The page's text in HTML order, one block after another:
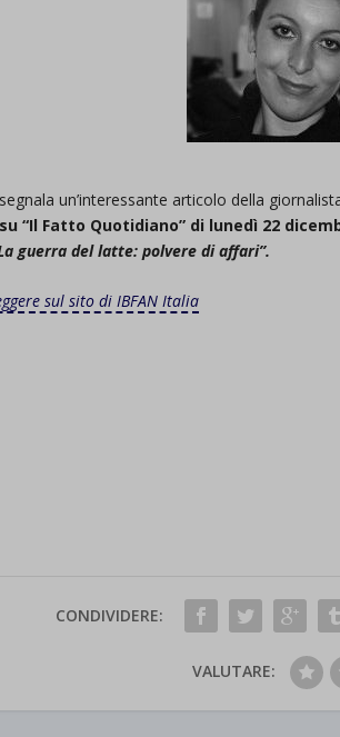
un’interessante articolo della
“Il Fatto Quotidiano” di lunedì 22
guerra del latte: polvere di affari”.
sul sito di IBFAN Italia
CONDIVIDERE:
VALUTARE: